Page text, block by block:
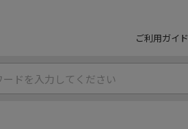
ご利用ガイド